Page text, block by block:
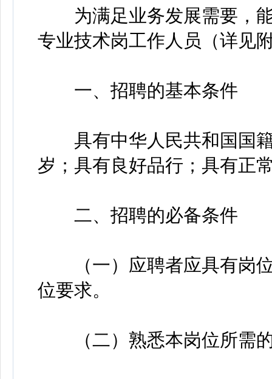
为满足业务发展需要，能
专业技术岗工作人员（详见
一、招聘的基本条件
具有中华人民共和国国籍
岁；具有良好品行；具有正
二、招聘的必备条件
（一）应聘者应具有岗位
位要求。
（二）熟悉本岗位所需的